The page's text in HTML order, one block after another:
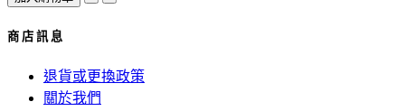
商 店 訊 息
退貨或更換政策
關於我們